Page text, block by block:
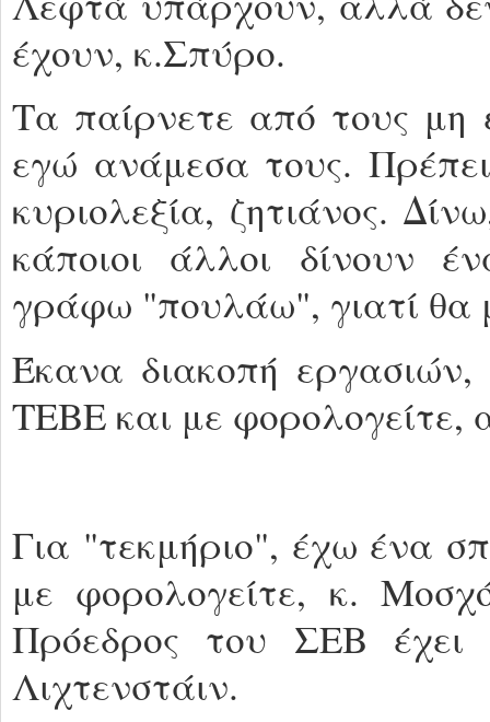
έχουν, κ.Σπύρο.
Τα παίρνετε από τους μη
εγώ ανάμεσα τους.
κυριολεξία, ζητιάνος.
κάποιοι άλλοι δίνουν
γράφω "πουλάω", γιατί θα
Έκανα διακοπή
ΤΕΒΕ και με φορολογείτε,
Για "τεκμήριο", έχω ένα
με φορολογείτε, κ.
Πρόεδρος του ΣΕΒ έχει
Λιχτενστάιν.